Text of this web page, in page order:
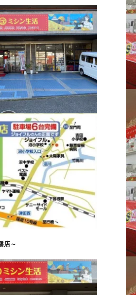
店～